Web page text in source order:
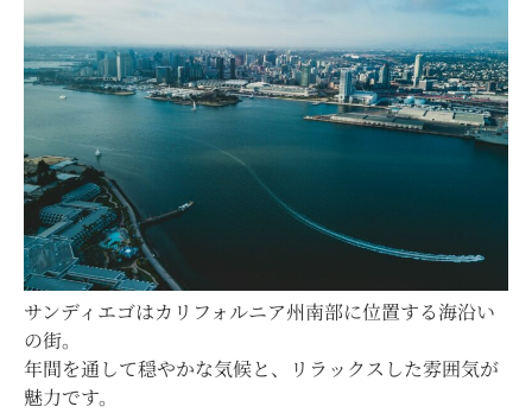
サンディエゴはカリフォルニア州南部に位置する海沿い
の街。
年間を通して穏やかな気候と、リラックスした雰囲気が
魅力です。